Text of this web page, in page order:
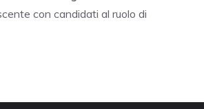
con candidati al ruolo di